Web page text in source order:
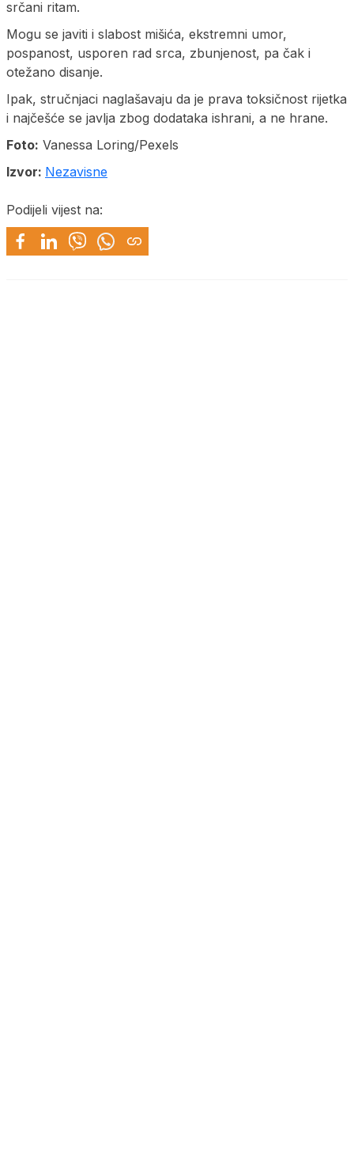
srčani ritam.
Mogu se javiti i slabost mišića, ekstremni umor,
pospanost, usporen rad srca, zbunjenost, pa čak i
otežano disanje.
Ipak, stručnjaci naglašavaju da je prava toksičnost rijetka
i najčešće se javlja zbog dodataka ishrani, a ne hrane.
Foto: Vanessa Loring/Pexels
Izvor: Nezavisne
Podijeli vijest na: